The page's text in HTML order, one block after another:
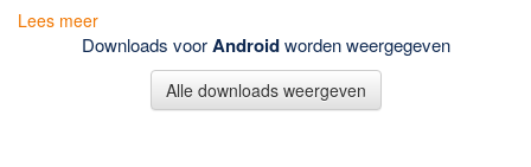
Opnemen Audio en Video
Video bewerken
Lees meer
Downloads voorAndroidworden weergegeven
Alle downloads weergeven